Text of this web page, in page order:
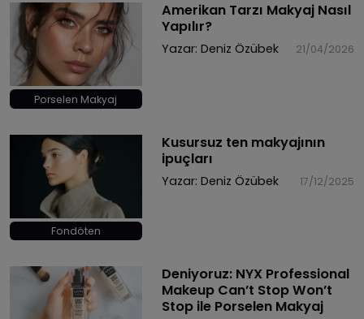
Porselen Makyaj
Amerikan Tarzı Makyaj Nasıl
Yapılır?
Yazar: Deniz Özübek 21/04/2026
Fondöten
Kusursuz ten makyajının
ipuçları
Yazar: Deniz Özübek 17/12/2025
Deniyoruz: NYX Professional
Makeup Can’t Stop Won’t
Stop ile Porselen Makyaj